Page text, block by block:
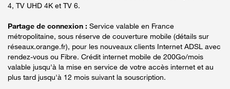
4, TV UHD 4K et TV 6.
Partage de connexion : Service valable en France
métropolitaine, sous réserve de couverture mobile (détails sur
réseaux.orange.fr), pour les nouveaux clients Internet ADSL avec
rendez-vous ou Fibre. Crédit internet mobile de 200Go/mois
valable jusqu'à la mise en service de votre accès internet et au
plus tard jusqu'à 12 mois suivant la souscription.